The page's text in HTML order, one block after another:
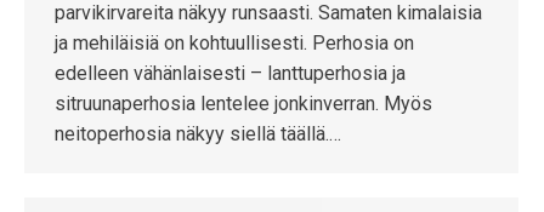
parvikirvareita näkyy runsaasti. Samaten kimalaisia
ja mehiläisiä on kohtuullisesti. Perhosia on
edelleen vähänlaisesti – lanttuperhosia ja
sitruunaperhosia lentelee jonkinverran. Myös
neitoperhosia näkyy siellä täällä.…